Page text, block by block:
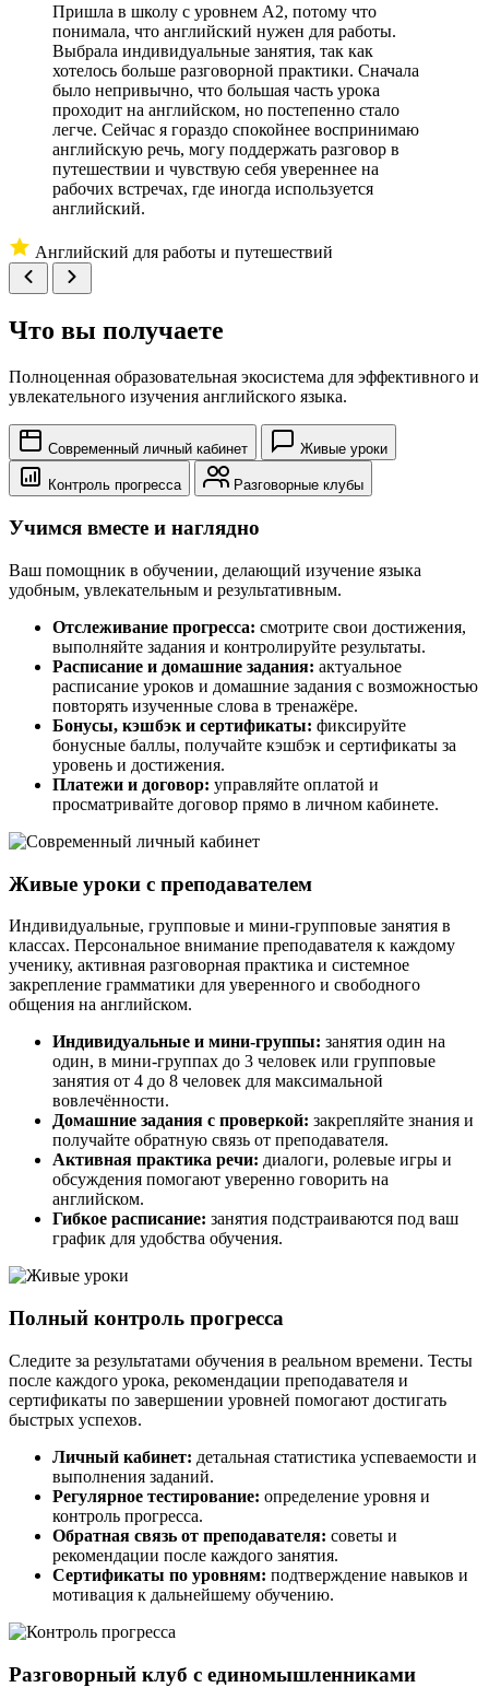
Пришла в школу с уровнем A2, потому что
понимала, что английский нужен для работы.
Выбрала индивидуальные занятия, так как
хотелось больше разговорной практики. Сначала
было непривычно, что большая часть урока
проходит на английском, но постепенно стало
легче. Сейчас я гораздо спокойнее воспринимаю
английскую речь, могу поддержать разговор в
путешествии и чувствую себя увереннее на
рабочих встречах, где иногда используется
английский.
Английский для работы и путешествий
Что вы получаете
Полноценная образовательная экосистема для эффективного и
увлекательного изучения английского языка.
Современный личный кабинет Живые уроки
Контроль прогресса Разговорные клубы
Учимся вместе и наглядно
Ваш помощник в обучении, делающий изучение языка
удобным, увлекательным и результативным.
Отслеживание прогресса: смотрите свои достижения,
выполняйте задания и контролируйте результаты.
Расписание и домашние задания: актуальное
расписание уроков и домашние задания с возможностью
повторять изученные слова в тренажёре.
Бонусы, кэшбэк и сертификаты: фиксируйте
бонусные баллы, получайте кэшбэк и сертификаты за
уровень и достижения.
Платежи и договор: управляйте оплатой и
просматривайте договор прямо в личном кабинете.
Живые уроки с преподавателем
Индивидуальные, групповые и мини-групповые занятия в
классах. Персональное внимание преподавателя к каждому
ученику, активная разговорная практика и системное
закрепление грамматики для уверенного и свободного
общения на английском.
Индивидуальные и мини-группы: занятия один на
один, в мини-группах до 3 человек или групповые
занятия от 4 до 8 человек для максимальной
вовлечённости.
Домашние задания с проверкой: закрепляйте знания и
получайте обратную связь от преподавателя.
Активная практика речи: диалоги, ролевые игры и
обсуждения помогают уверенно говорить на
английском.
Гибкое расписание: занятия подстраиваются под ваш
график для удобства обучения.
Полный контроль прогресса
Следите за результатами обучения в реальном времени. Тесты
после каждого урока, рекомендации преподавателя и
сертификаты по завершении уровней помогают достигать
быстрых успехов.
Личный кабинет: детальная статистика успеваемости и
выполнения заданий.
Регулярное тестирование: определение уровня и
контроль прогресса.
Обратная связь от преподавателя: советы и
рекомендации после каждого занятия.
Сертификаты по уровням: подтверждение навыков и
мотивация к дальнейшему обучению.
Разговорный клуб с единомышленниками